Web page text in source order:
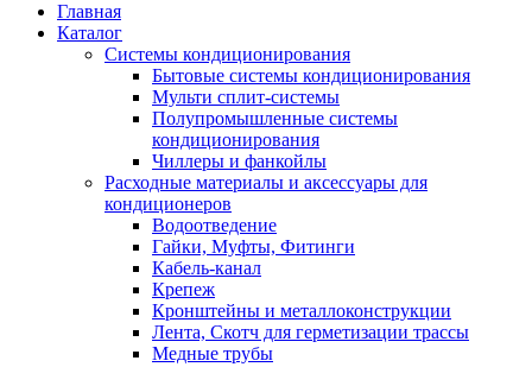
Главная
Каталог
Системы кондиционирования
Бытовые системы кондиционирования
Мульти сплит-системы
Полупромышленные системы
кондиционирования
Чиллеры и фанкойлы
Расходные материалы и аксессуары для
кондиционеров
Водоотведение
Гайки, Муфты, Фитинги
Кабель-канал
Крепеж
Кронштейны и металлоконструкции
Лента, Скотч для герметизации трассы
Медные трубы